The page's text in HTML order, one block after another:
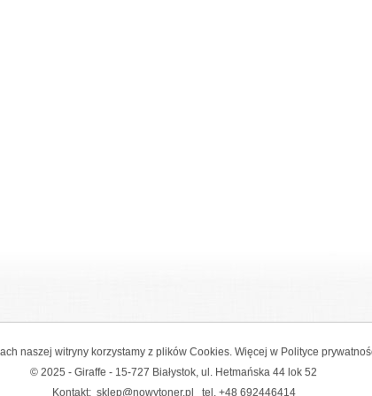
naszej witryny korzystamy z plików Cookies. Więcej w Polityce
© 2025 - Giraffe - 15-727 Białystok, ul. Hetmańska 44 lok 52
Kontakt: sklep@nowytoner.pl tel. +48 692446414